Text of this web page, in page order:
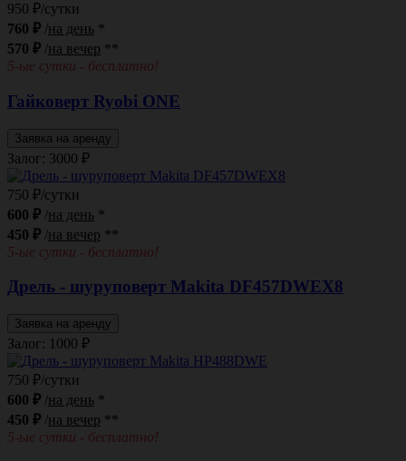
950 ₽/сутки
760 ₽ /на день *
570 ₽ /на вечер **
5-ые сутки - бесплатно!
Гайковерт Ryobi ONE
Заявка на аренду
Залог: 3000 ₽
750 ₽/сутки
600 ₽ /на день *
450 ₽ /на вечер **
5-ые сутки - бесплатно!
Дрель - шуруповерт Makita DF457DWEX8
Заявка на аренду
Залог: 1000 ₽
750 ₽/сутки
600 ₽ /на день *
450 ₽ /на вечер **
5-ые сутки - бесплатно!